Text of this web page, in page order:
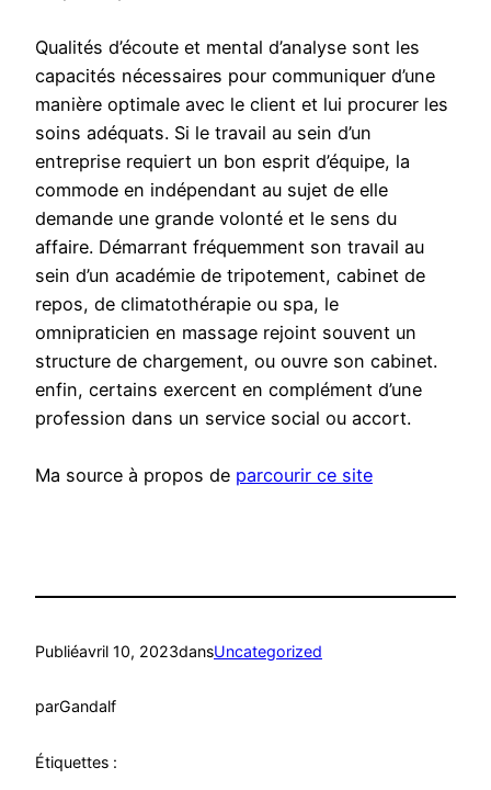
Qualités d’écoute et mental d’analyse sont les
capacités nécessaires pour communiquer d’une
manière optimale avec le client et lui procurer les
soins adéquats. Si le travail au sein d’un
entreprise requiert un bon esprit d’équipe, la
commode en indépendant au sujet de elle
demande une grande volonté et le sens du
affaire. Démarrant fréquemment son travail au
sein d’un académie de tripotement, cabinet de
repos, de climatothérapie ou spa, le
omnipraticien en massage rejoint souvent un
structure de chargement, ou ouvre son cabinet.
enfin, certains exercent en complément d’une
profession dans un service social ou accort.
Ma source à propos de parcourir ce site
Publiéavril 10, 2023dansUncategorized
parGandalf
Étiquettes :